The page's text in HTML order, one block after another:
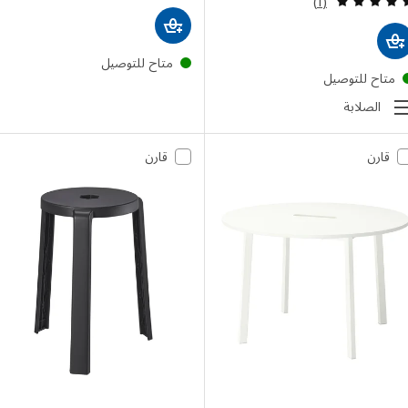
للتوصيل
الصلابة
متاح للتوصيل
قارن قارن